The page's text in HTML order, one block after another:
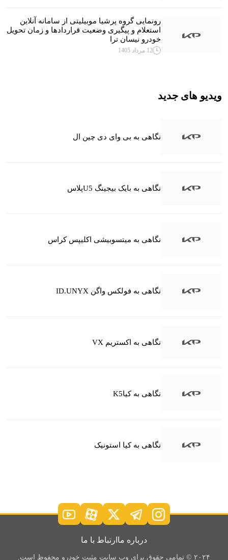
رونمایی گروه پرشیا موبیلیتی از سامانه آنلاین
استعلام و پیگیری وضعیت قراردادها و زمان تحویل
خودرو نیسان ترا
12 مرداد 1405
ویدیو های جدید
نگاهی به بی وای دی چین ال
نگاهی به بایک بیجینگ U5پلاس
نگاهی به میتسوبیشی اکلیپس کراس
نگاهی به فولکس واگن ID.UNYX
نگاهی به اکستریم VX
نگاهی به کیاK5
نگاهی به کیا استونیک
درباره ما ارتباط با ما
۲۰۲۴ © تمامی حقوق برای وب سایت مثبت خودرو محفوظ است.